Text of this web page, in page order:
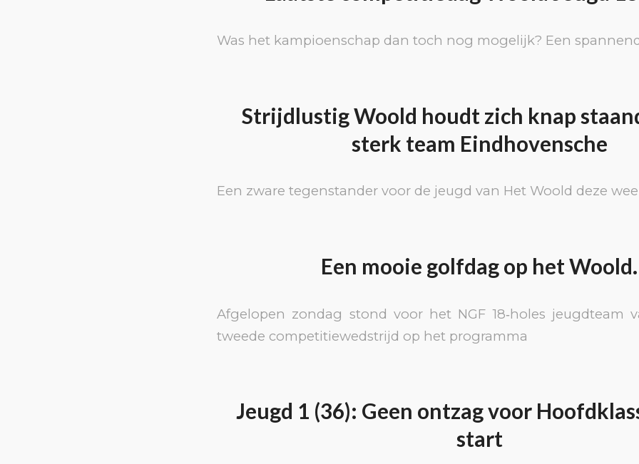
Was het kampioenschap dan toch nog mogelijk? Een
Strijdlustig Woold houdt zich knap
sterk team Eindhovensche
Een zware tegenstander voor de jeugd van Het Woold deze
Een mooie golfdag op het Woold.
Afgelopen zondag stond voor het NGF 18‑holes jeugdteam
tweede competitiewedstrijd op het programma
Jeugd 1 (36): Geen ontzag voor
start